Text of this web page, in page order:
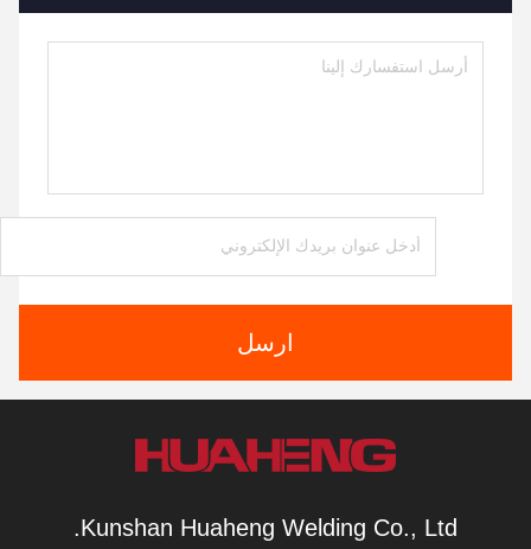
ارسل
Kunshan Huaheng Welding Co., Ltd.